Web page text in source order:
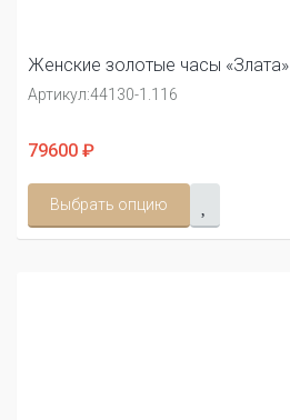
Женские золотые часы «Злата»
Артикул:44130-1.116
79600 ₽
Выбрать опцию